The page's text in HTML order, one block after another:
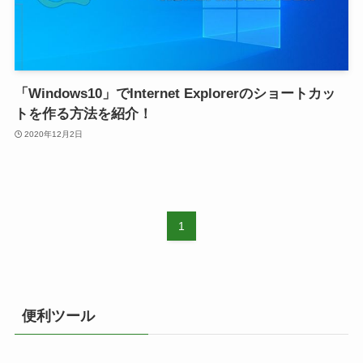
「Windows10」でInternet Explorerのショートカッ
トを作る方法を紹介！
2020年12月2日
1
便利ツール